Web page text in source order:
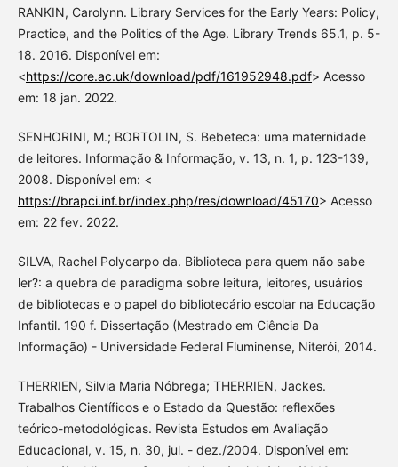
RANKIN, Carolynn. Library Services for the Early Years: Policy,
Practice, and the Politics of the Age. Library Trends 65.1, p. 5-
18. 2016. Disponível em:
<https://core.ac.uk/download/pdf/161952948.pdf> Acesso
em: 18 jan. 2022.
SENHORINI, M.; BORTOLIN, S. Bebeteca: uma maternidade
de leitores. Informação & Informação, v. 13, n. 1, p. 123-139,
2008. Disponível em: <
https://brapci.inf.br/index.php/res/download/45170> Acesso
em: 22 fev. 2022.
SILVA, Rachel Polycarpo da. Biblioteca para quem não sabe
ler?: a quebra de paradigma sobre leitura, leitores, usuários
de bibliotecas e o papel do bibliotecário escolar na Educação
Infantil. 190 f. Dissertação (Mestrado em Ciência Da
Informação) - Universidade Federal Fluminense, Niterói, 2014.
THERRIEN, Silvia Maria Nóbrega; THERRIEN, Jackes.
Trabalhos Científicos e o Estado da Questão: reflexões
teórico-metodológicas. Revista Estudos em Avaliação
Educacional, v. 15, n. 30, jul. - dez./2004. Disponível em: